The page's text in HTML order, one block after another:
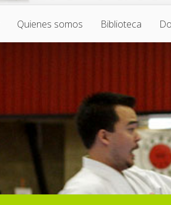
Quienes somos Biblioteca